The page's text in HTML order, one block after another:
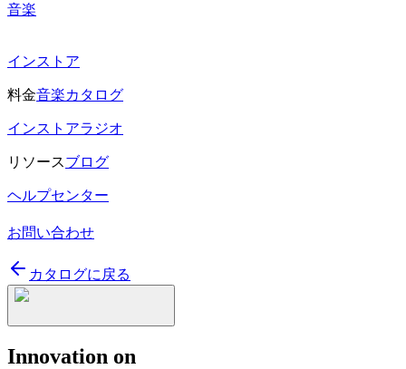
音楽
インストア
料金音楽カタログ
インストアラジオ
リソースブログ
ヘルプセンター
お問い合わせ
カタログに戻る
Innovation on